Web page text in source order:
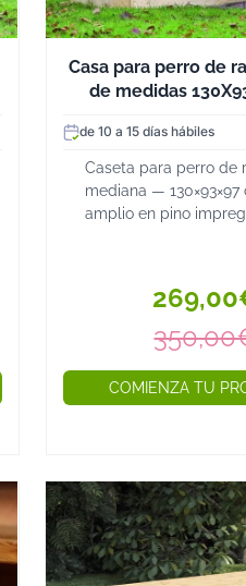
nuestra categoría y elige
único y acogedor. ¡Tu
Casa para perro de
de medidas
de 10 a 15 días hábiles
Caseta para perro de
mediana —
amplio en pino
DESCARGA A PIE DE
COMIENZA TU